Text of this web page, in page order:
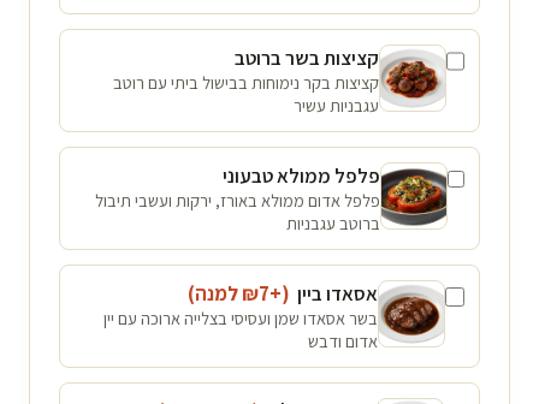
קציצות בשר ברוטב
קציצות בקר נימוחות בבישול ביתי עם רוטב
עגבניות עשיר
פלפל ממולא טבעוני
פלפל אדום ממולא באורז, ירקות ועשבי תיבול
ברוטב עגבניות
אסאדו ביין (+₪
7 למנה)
בשר אסאדו שמן ועסיסי בצלייה ארוכה עם יין
אדום ודבש